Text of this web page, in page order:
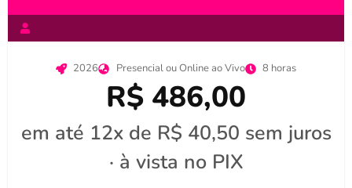
2026 Presencial ou Online ao Vivo 8 horas
R$ 486,00
em até 12x de R$ 40,50 sem juros
· à vista no PIX